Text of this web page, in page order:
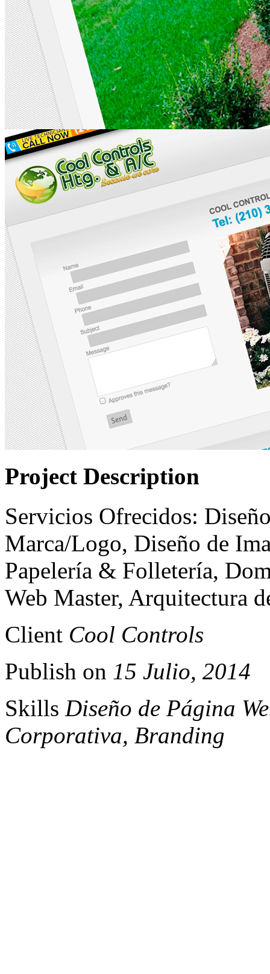
Project Description
Servicios Ofrecidos:
Marca/Logo, Diseño de
Papelería & Folletería,
Web Master, Arquitectura
Client Cool Controls
Publish on 15 Julio, 2014
Skills Diseño de Página
Corporativa, Branding